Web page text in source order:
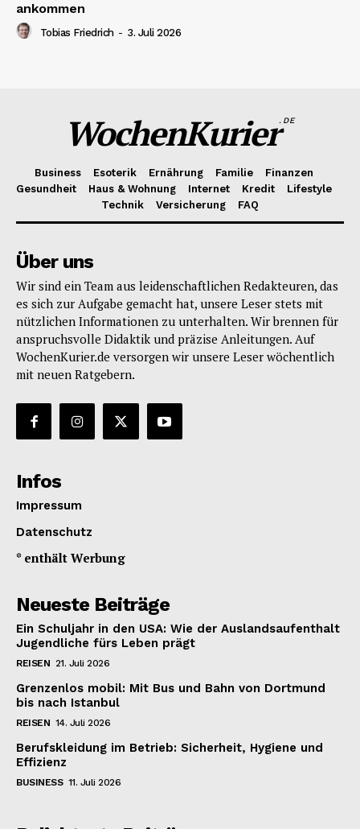
ankommen
Tobias Friedrich - 3. Juli 2026
WochenKurier.DE
Business Esoterik Ernährung Familie
Finanzen
Gesundheit
Haus & Wohnung Internet Kredit
Lifestyle
Technik
Versicherung FAQ
Über uns
Wir sind ein Team aus leidenschaftlichen Redakteuren, das
es sich zur Aufgabe gemacht hat, unsere Leser stets mit
nützlichen Informationen zu unterhalten. Wir brennen für
anspruchsvolle Didaktik und präzise Anleitungen. Auf
WochenKurier.de versorgen wir unsere Leser wöchentlich
mit neuen Ratgebern.
Infos
Impressum
Datenschutz
* enthält Werbung
Neueste Beiträge
Ein Schuljahr in den USA: Wie der Auslandsaufenthalt
Jugendliche fürs Leben prägt
REISEN 21. Juli 2026
Grenzenlos mobil: Mit Bus und Bahn von Dortmund
bis nach Istanbul
REISEN 14. Juli 2026
Berufskleidung im Betrieb: Sicherheit, Hygiene und
Effizienz
BUSINESS 11. Juli 2026